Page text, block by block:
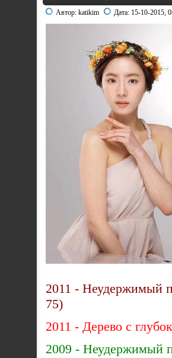
Автор: katikim Дата: 15-10-2015,
2011 - Неудержимый
75)
2011 - Дерево с
2009 - Неудержимый